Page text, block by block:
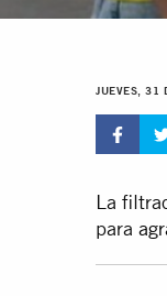
JUEVES, 31
La
para